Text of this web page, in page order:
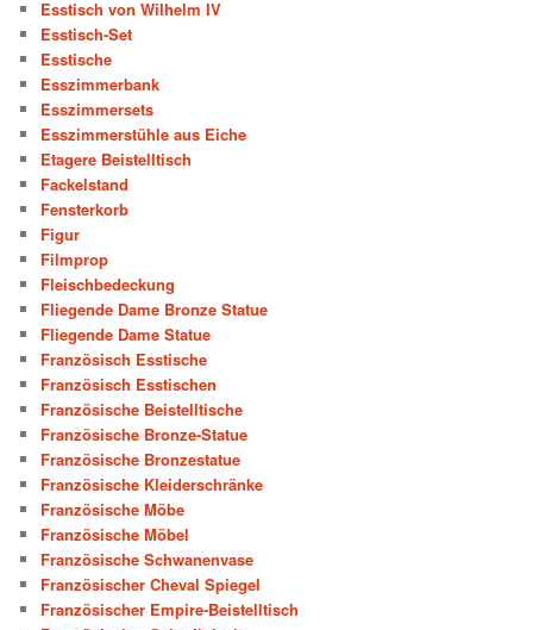
Esstisch von Wilhelm IV
Esstisch-Set
Esstische
Esszimmerbank
Esszimmersets
Esszimmerstühle aus Eiche
Etagere Beistelltisch
Fackelstand
Fensterkorb
Figur
Filmprop
Fleischbedeckung
Fliegende Dame Bronze Statue
Fliegende Dame Statue
Französisch Esstische
Französisch Esstischen
Französische Beistelltische
Französische Bronze-Statue
Französische Bronzestatue
Französische Kleiderschränke
Französische Möbe
Französische Möbel
Französische Schwanenvase
Französischer Cheval Spiegel
Französischer Empire-Beistelltisch